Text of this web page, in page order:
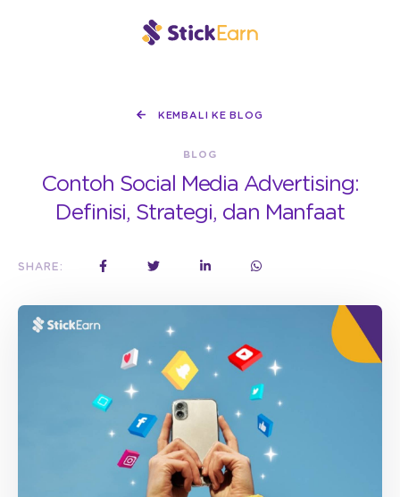
KEMBALI KE BLOG
BLOG
Contoh Social Media Advertising:
Definisi, Strategi, dan Manfaat
SHARE: